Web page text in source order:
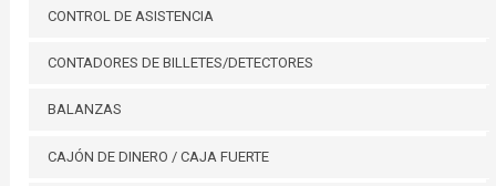
CONTROL DE ASISTENCIA
CONTADORES DE BILLETES/DETECTORES
BALANZAS
CAJÓN DE DINERO / CAJA FUERTE